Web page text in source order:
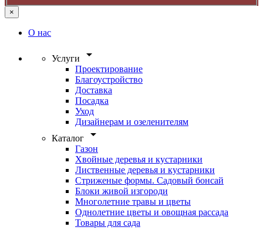
×
О нас
Услуги arrow_drop_down
Проектирование
Благоустройство
Доставка
Посадка
Уход
Дизайнерам и озеленителям
Каталог
arrow_drop_down
Газон
Хвойные деревья и кустарники
Лиственные деревья и кустарники
Стриженые формы. Садовый бонсай
Блоки живой изгороди
Многолетние травы и цветы
Однолетние цветы и овощная рассада
Товары для сада